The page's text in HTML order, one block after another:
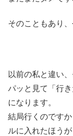
そのこともあり
以前の私と違い
パッと見て「行
になります。
結局行くのです
ルに入れたほうが